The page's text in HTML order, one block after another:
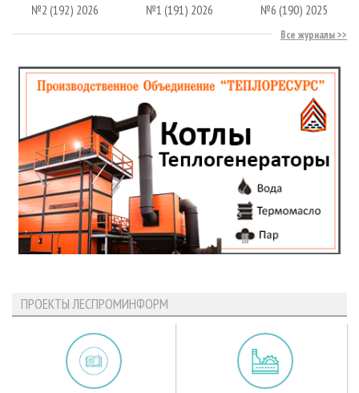
№2 (192) 2026 №1 (191) 2026 №6 (190) 2025
Все журналы
ПРОЕКТЫ ЛЕСПРОМИНФОРМ